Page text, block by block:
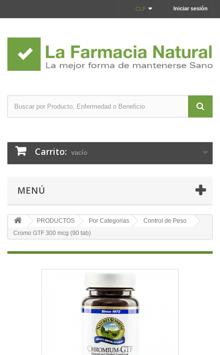
Iniciar sesión
CLP
Carrito: vacío
MENÚ
PRODUCTOS Por Categorias
Control de Peso
Cromo GTF 300 mcg (90 tab)